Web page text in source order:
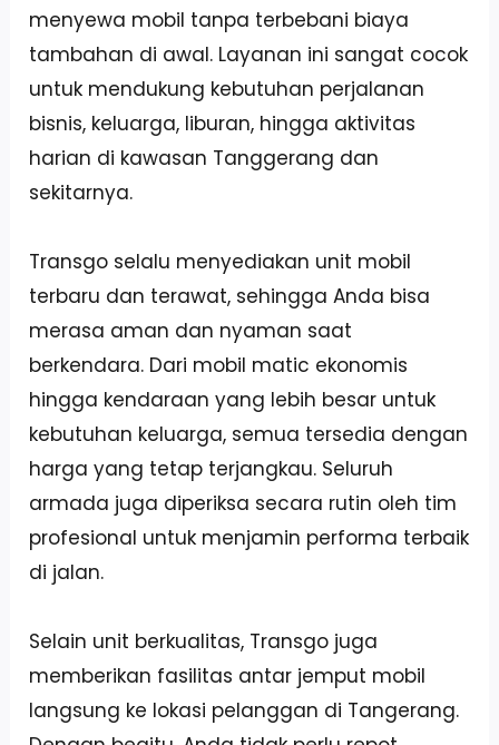
menyewa mobil tanpa terbebani biaya
tambahan di awal. Layanan ini sangat cocok
untuk mendukung kebutuhan perjalanan
bisnis, keluarga, liburan, hingga aktivitas
harian di kawasan Tanggerang dan
sekitarnya.
Transgo selalu menyediakan unit mobil
terbaru dan terawat, sehingga Anda bisa
merasa aman dan nyaman saat
berkendara. Dari mobil matic ekonomis
hingga kendaraan yang lebih besar untuk
kebutuhan keluarga, semua tersedia dengan
harga yang tetap terjangkau. Seluruh
armada juga diperiksa secara rutin oleh tim
profesional untuk menjamin performa terbaik
di jalan.
Selain unit berkualitas, Transgo juga
memberikan fasilitas antar jemput mobil
langsung ke lokasi pelanggan di Tangerang.